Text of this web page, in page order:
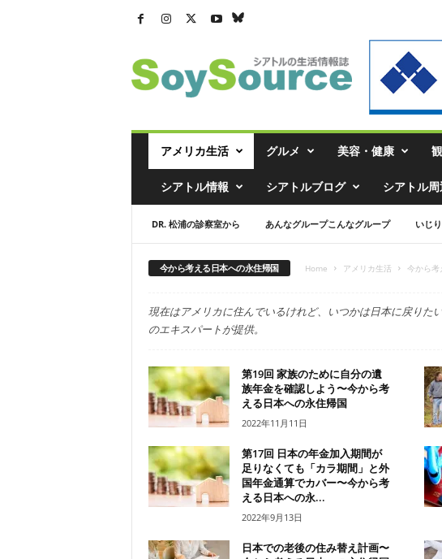
ト
ル
イ
アメリカ生活 グルメ 美容・健康
シアトル情報 シアトルブログ シアトル
DR. 松浦の診察室から あんなグループこんなグループ いじ
今から考える日本への永住帰国 Home アメリカ生活 今から
現在はアメリカに住んでいるけれど、いつかは日本に戻りた
のエキスパートが提供。
第19回 家族のために自分の遺
族年金を確認しよう〜今から考
える日本への永住帰国
2022年11月11日
第17回 日本の年金加入期間が
足りなくても「カラ期間」と外
国年金通算でカバー〜今から考
える日本への永...
2022年9月13日
日本での老後の住み替え計画〜